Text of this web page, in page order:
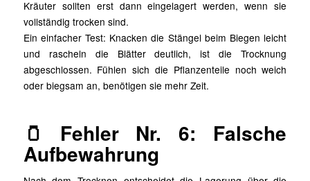
Kräuter sollten erst dann eingelagert werden, wenn sie
vollständig trocken sind.
Ein einfacher Test: Knacken die Stängel beim Biegen leicht
und rascheln die Blätter deutlich, ist die Trocknung
abgeschlossen. Fühlen sich die Pflanzenteile noch weich
oder biegsam an, benötigen sie mehr Zeit.
🫙 Fehler Nr. 6: Falsche
Aufbewahrung